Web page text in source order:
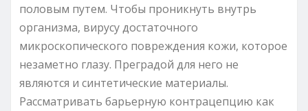
половым путем. Чтобы проникнуть внутрь
организма, вирусу достаточного
микроскопического повреждения кожи, которое
незаметно глазу. Преградой для него не
являются и синтетические материалы.
Рассматривать барьерную контрацепцию как